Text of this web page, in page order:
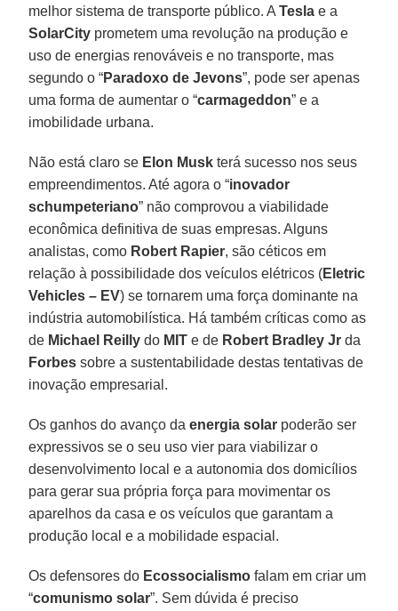
melhor sistema de transporte público. ATesla e a
SolarCity prometem uma revolução na produção e
uso de energias renováveis e no transporte, mas
segundo o “Paradoxo de Jevons”, pode ser apenas
uma forma de aumentar o “carmageddon” e a
imobilidade urbana.
Não está claro se Elon Musk terá sucesso nos seus
empreendimentos. Até agora o “inovador
schumpeteriano” não comprovou a viabilidade
econômica definitiva de suas empresas. Alguns
analistas, como Robert Rapier, são céticos em
relação à possibilidade dos veículos elétricos (Eletric
Vehicles – EV) se tornarem uma força dominante na
indústria automobilística. Há também críticas como as
de Michael Reilly do MIT e de Robert Bradley Jr da
Forbes sobre a sustentabilidade destas tentativas de
inovação empresarial.
Os ganhos do avanço daenergia solar poderão ser
expressivos se o seu uso vier para viabilizar o
desenvolvimento local e a autonomia dos domicílios
para gerar sua própria força para movimentar os
aparelhos da casa e os veículos que garantam a
produção local e a mobilidade espacial.
Os defensores do Ecossocialismo falam em criar um
“comunismo solar”. Sem dúvida é preciso